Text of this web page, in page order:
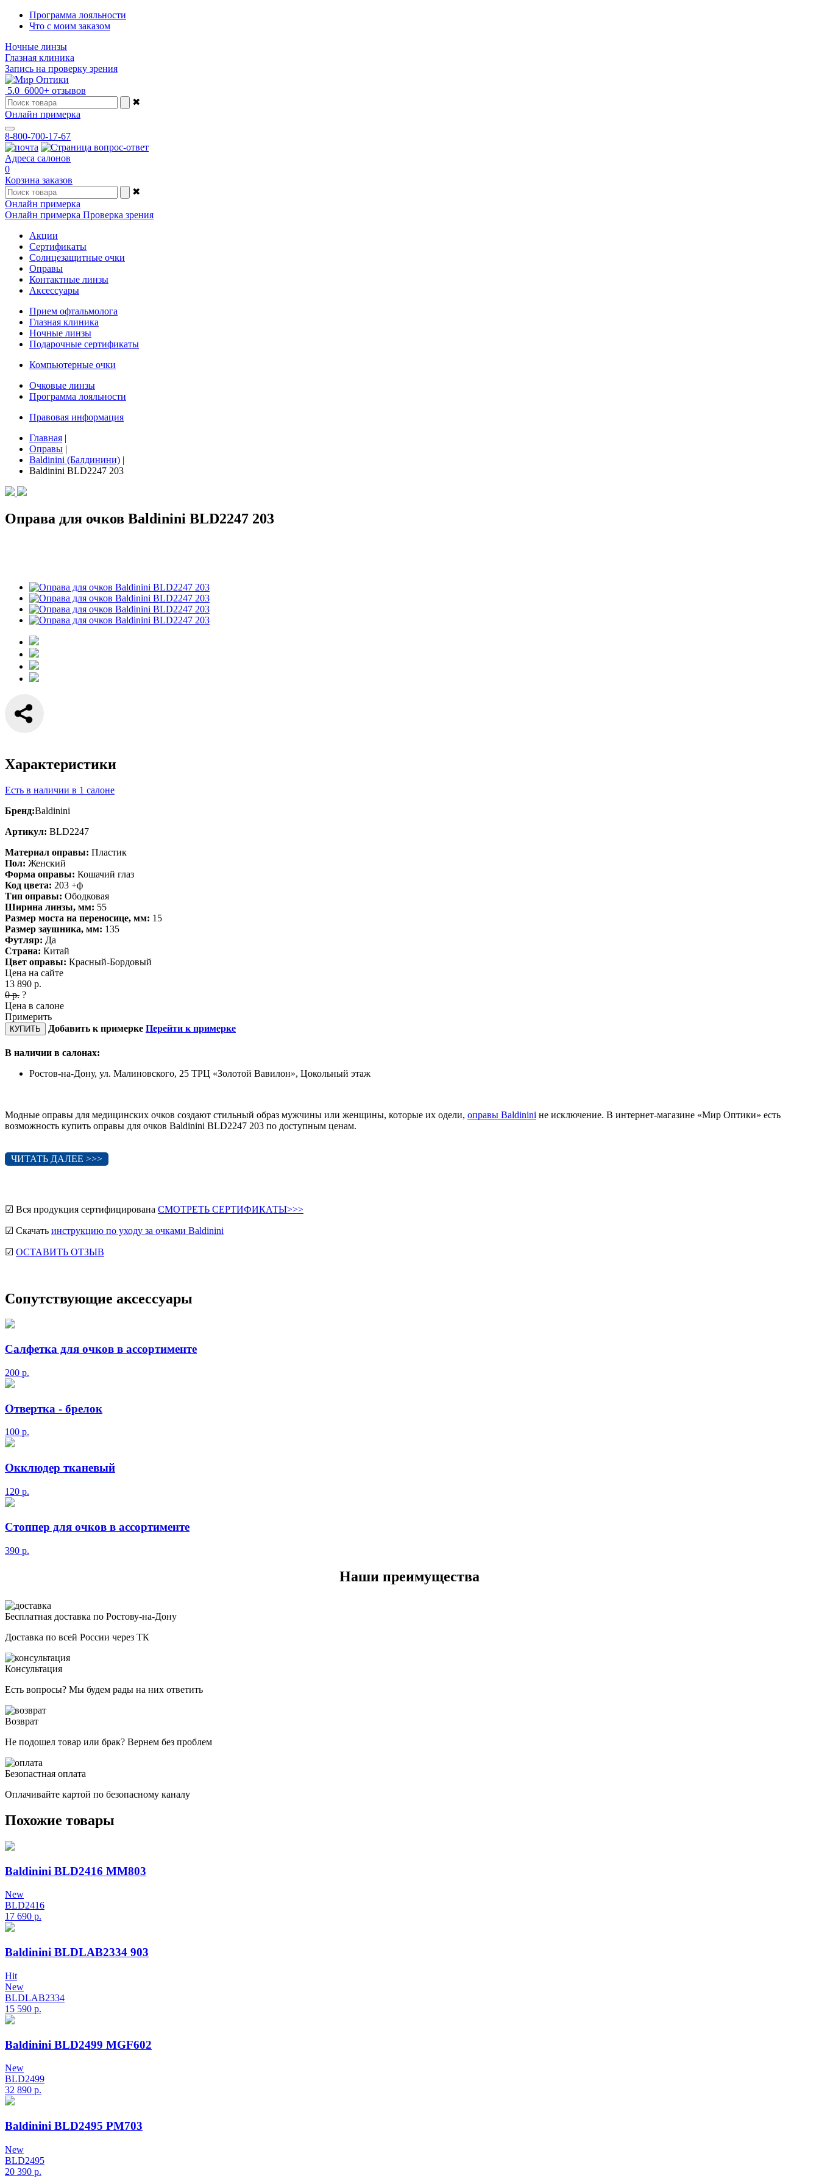
Программа лояльности
Что с моим заказом
Ночные линзы
Глазная клиника
Запись на проверку зрения
5.0 6000+ отзывов
✖
Онлайн примерка
8-800-700-17-67
Адреса салонов
0
Корзина заказов
✖
Онлайн примерка
Онлайн примерка Проверка зрения
Акции
Сертификаты
Солнцезащитные очки
Оправы
Контактные линзы
Аксессуары
Прием офтальмолога
Глазная клиника
Ночные линзы
Подарочные сертификаты
Компьютерные очки
Очковые линзы
Программа лояльности
Правовая информация
Главная |
Оправы |
Baldinini (Балдинини) |
Baldinini BLD2247 203
Оправа для очков Baldinini BLD2247 203
Характеристики
Есть в наличии в 1 салоне
Бренд:Baldinini
Артикул: BLD2247
Материал оправы: Пластик
Пол: Женский
Форма оправы: Кошачий глаз
Код цвета: 203 +ф
Тип оправы: Ободковая
Ширина линзы, мм: 55
Размер моста на переносице, мм: 15
Размер заушника, мм: 135
Футляр: Да
Страна: Китай
Цвет оправы: Красный-Бордовый
Цена на сайте
13 890 р.
0р. ?
Цена в салоне
Примерить
КУПИТЬ Добавить к примерке Перейти к примерке
В наличии в салонах:
Ростов-на-Дону, ул. Малиновского, 25 ТРЦ «Золотой Вавилон», Цокольный этаж
Модные оправы для медицинских очков создают стильный образ мужчины или женщины, которые их одели, оправы Baldinini не исключение. В интернет-магазине «Мир Оптики» есть
возможность купить оправы для очков Baldinini BLD2247 203 по доступным ценам.
ЧИТАТЬ ДАЛЕЕ >>>
☑ Вся продукция сертифицирована СМОТРЕТЬ СЕРТИФИКАТЫ>>>
☑ Скачать инструкцию по уходу за очками Baldinini
☑ ОСТАВИТЬ ОТЗЫВ
Сопутствующие аксессуары
Салфетка для очков в ассортименте
200 р.
Отвертка - брелок
100 р.
Окклюдер тканевый
120 р.
Стоппер для очков в ассортименте
390 р.
Наши преимущества
Бесплатная доставка по Ростову-на-Дону
Доставка по всей России через ТК
Консультация
Есть вопросы? Мы будем рады на них ответить
Возврат
Не подошел товар или брак? Вернем без проблем
Безопастная оплата
Оплачивайте картой по безопасному каналу
Похожие товары
Baldinini BLD2416 MM803
New
BLD2416
17 690 р.
Baldinini BLDLAB2334 903
Hit
New
BLDLAB2334
15 590 р.
Baldinini BLD2499 MGF602
New
BLD2499
32 890 р.
Baldinini BLD2495 PM703
New
BLD2495
20 390 р.